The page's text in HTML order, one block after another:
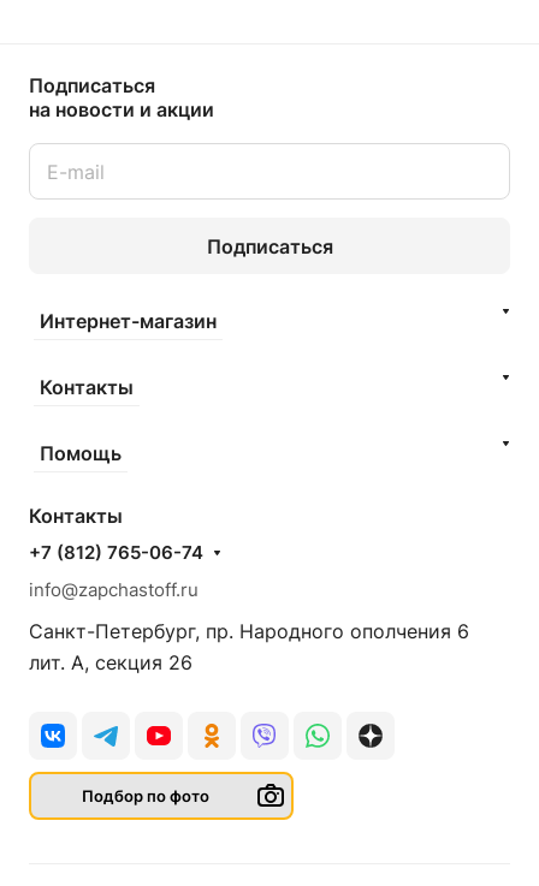
Подписаться
на новости и акции
Подписаться
Интернет-магазин
Контакты
Помощь
Контакты
+7 (812) 765-06-74
info@zapchastoff.ru
Санкт-Петербург, пр. Народного ополчения 6
лит. А, секция 26
Подбор по фото